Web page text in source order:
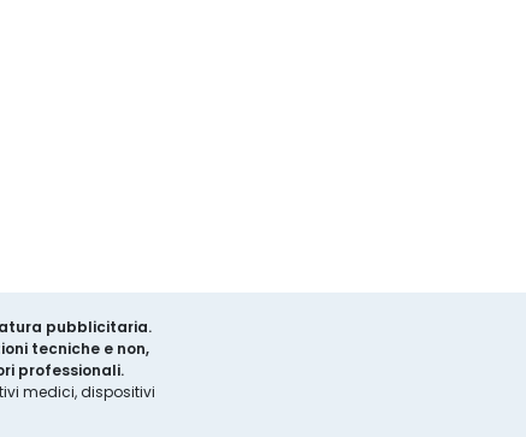
pubblicitaria.
tecniche e non,
professionali.
medici, dispositivi